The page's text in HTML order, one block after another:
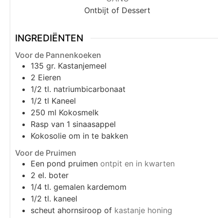
Ontbijt of Dessert
INGREDIËNTEN
Voor de Pannenkoeken
135 gr. Kastanjemeel
2 Eieren
1/2 tl. natriumbicarbonaat
1/2 tl Kaneel
250 ml Kokosmelk
Rasp van 1 sinaasappel
Kokosolie om in te bakken
Voor de Pruimen
Een pond pruimen ontpit en in kwarten
2 el. boter
1/4 tl. gemalen kardemom
1/2 tl. kaneel
scheut ahornsiroop of kastanje honing